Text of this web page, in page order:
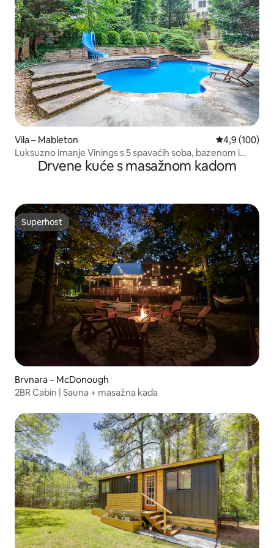
Vila – Mableton Prosječna
4,9 (100)
Luksuzno imanje Vinings s 5 spavaćih soba, bazenom i
toboganom
Drvene kuće s masažnom kadom
Superhost
Superhost
Brvnara – McDonough
2BR Cabin | Sauna + masažna kada